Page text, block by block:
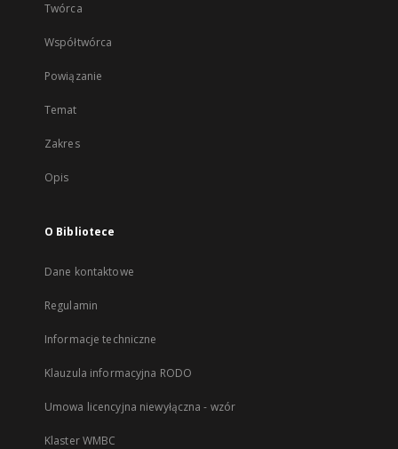
Twórca
Współtwórca
Powiązanie
Temat
Zakres
Opis
O Bibliotece
Dane kontaktowe
Regulamin
Informacje techniczne
Klauzula informacyjna RODO
Umowa licencyjna niewyłączna - wzór
Klaster WMBC